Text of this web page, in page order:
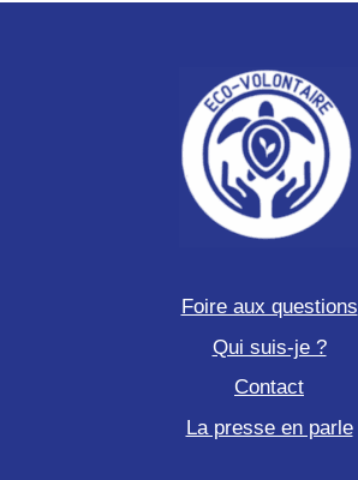
Foire aux questions
Qui suis-je ?
Contact
La presse en parle